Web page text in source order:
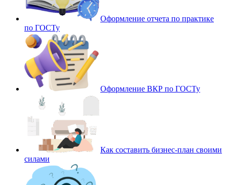
Оформление отчета по практике
по ГОСТу
Оформление ВКР по ГОСТу
Как составить бизнес-план своими
силами